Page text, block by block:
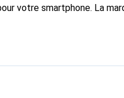
votre smartphone. La